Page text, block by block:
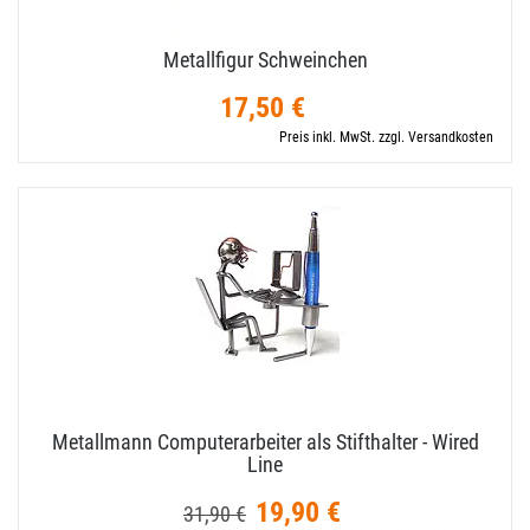
Metallfigur Schweinchen
17,50 €
Preis inkl. MwSt. zzgl. Versandkosten
Metallmann Computerarbeiter als Stifthalter - Wired
Line
31,90 € 19,90 €